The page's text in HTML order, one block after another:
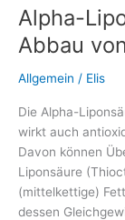
Alpha-
Abbau
Allgemein / Elis
Die Alpha-
wirkt auch
Davon können
Liponsäure
(mittelkettige)
dessen